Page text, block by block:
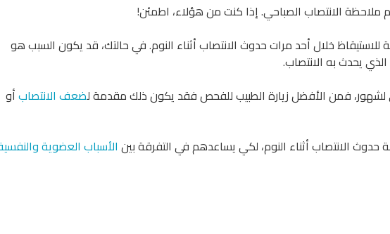
ملاحظة الانتصاب الصباحي. إذا كنت من هؤلاء، اطمئن!
خلال أحد مرات حدوث الانتصاب أثناء النوم. في حالتك، قد يكون السبب هو
يحدث به الانتصاب.
لشهور، فمن الأفضل زيارة الطبيب للفحص فقد يكون ذلك مقدمة لضعف الانتصابأو
الانتصاب أثناء النوم، لكي يساعدهم في التفرقة بين الأسباب العضوية